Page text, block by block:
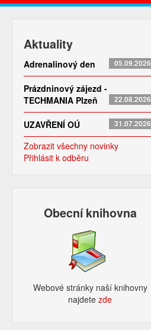
Aktuality
Adrenalinový den 05.09.2026
Prázdninový zájezd -
TECHMANIA Plzeň
22.08.2026
UZAVŘENÍ OÚ 31.07.2026
Zobrazit všechny novinky
Přihlásit k odběru
Obecní knihovna
Webové stránky naší knihovny
najdetezde​